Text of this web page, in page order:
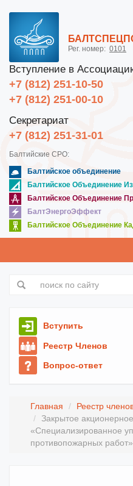
Рег. номер: 0101
Вступление в
+7 (812) 251-10-50
+7 (812) 251-00-10
Секретариат
+7 (812) 251-31-01
Балтийские СРО:
Балтийское объединение
Балтийское Объединение
Балтийское Объединение
БалтЭнергоЭффект
Балтийское Объединение
Вступить
Реестр Членов
Вопрос-ответ
Главная
Реестр
Закрытое
«Специализированное
противопожарных работ»